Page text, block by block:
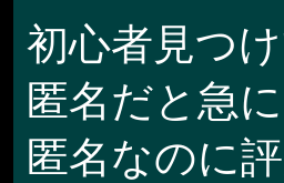
初心者見つ
匿名だと急
匿名なのに